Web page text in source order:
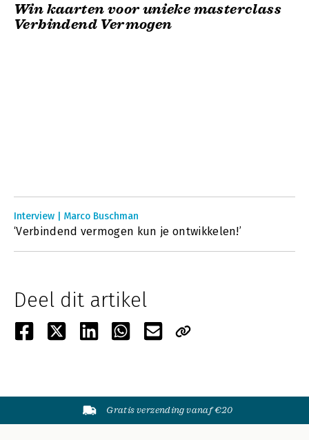
Win kaarten voor unieke masterclass
Verbindend Vermogen
Interview | Marco Buschman
‘Verbindend vermogen kun je ontwikkelen!’
Deel dit artikel
Gratis verzending vanaf €20